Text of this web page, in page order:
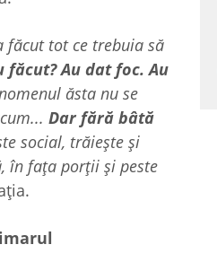
făcut tot ce trebuia să
făcut? Au dat foc. Au
ăsta nu se
Dar fără bâtă
social, trăiește și
în fața porții și peste